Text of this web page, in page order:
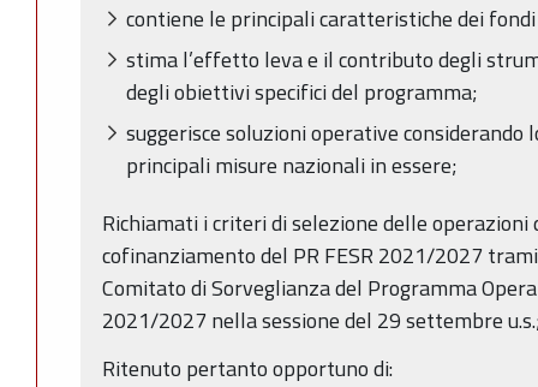
contiene le principali caratteristiche dei
stima l’effetto leva e il contributo degli
degli obiettivi specifici del programma;
suggerisce soluzioni operative
principali misure nazionali in essere;
Richiamati i criteri di selezione delle
cofinanziamento del PR FESR 2021/2027
Comitato di Sorveglianza del Programma
2021/2027 nella sessione del 29 settembre
Ritenuto pertanto opportuno di: